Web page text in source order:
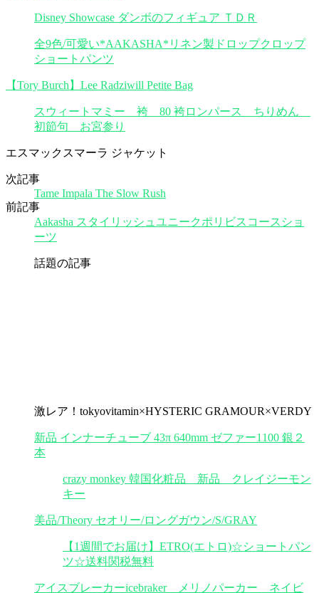
Disney Showcase ダンボのフィギュア ＴＤＲ
全9色/可愛い*AAKASHA*リネン製ドロップクロップ
ショートパンツ
【Tory Burch】Lee Radziwill Petite Bag
スウィートマミー 袴 80 袴ロンパース ちりめん
初節句 お宮参り
エスマックスマーラ ジャケット
次記事
Tame Impala The Slow Rush
前記事
Aakasha スタイリッシュユニークポリビスコースショ
ーツ
話題の記事
激レア！tokyovitamin×HYSTERIC GRAMOUR×VERDY
新品 インナーチューブ 43π 640mm ゼファー1100 銀２
本
crazy monkey 韓国化粧品 新品 クレイジーモン
キー
美品/Theory セオリー/ロングガウン/S/GRAY
【1週間でお届け】ETRO(エトロ)☆ショートパン
ツ☆送料関税無料
アイスブレーカーicebraker メリノパーカー ネイビ